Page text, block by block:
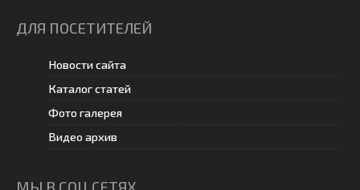
ДЛЯ ПОСЕТИТЕЛЕЙ
Новости сайта
Каталог статей
Фото галерея
Видео архив